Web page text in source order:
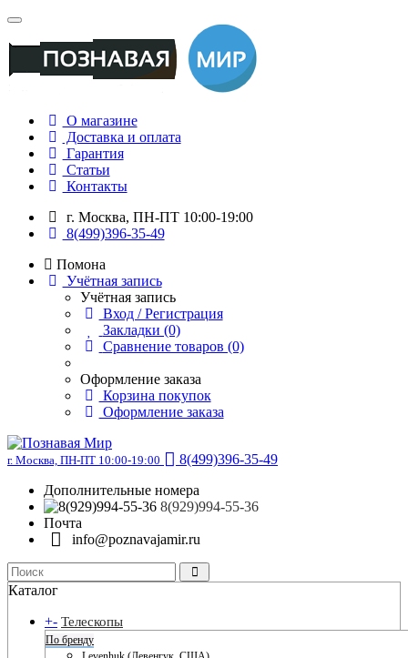
О магазине
Доставка и оплата
Гарантия
Статьи
Контакты
г. Москва, ПН-ПТ 10:00-19:00
8(499)396-35-49
Помона
Учётная запись
Учётная запись
Вход / Регистрация
Закладки (0)
Сравнение товаров (0)
Оформление заказа
Корзина покупок
Оформление заказа
г. Москва, ПН-ПТ 10:00-19:00
8(499)396-35-49
Дополнительные номера
8(929)994-55-36
Почта
info@poznavajamir.ru
Каталог
+- Телескопы
По бренду